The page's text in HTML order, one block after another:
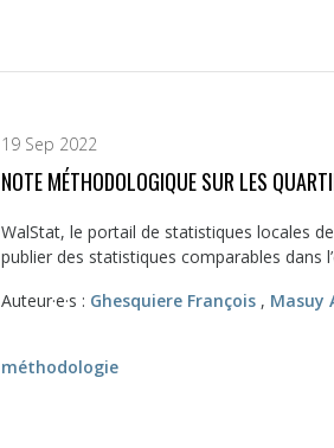
19 Sep 2022
NOTE MÉTHODOLOGIQUE SUR LES
WalStat, le portail de statistiques locales de
publier des statistiques comparables dans
Auteur·e·s : Ghesquiere François , Masuy
méthodologie